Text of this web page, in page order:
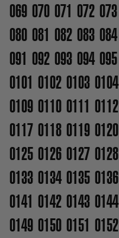
069 070 071 072 073
080 081 082 083 084
091 092 093 094 095
0101 0102 0103 0104
0109 0110 0111 0112
0117 0118 0119 0120
0125 0126 0127 0128
0133 0134 0135 0136
0141 0142 0143 0144
0149 0150 0151 0152